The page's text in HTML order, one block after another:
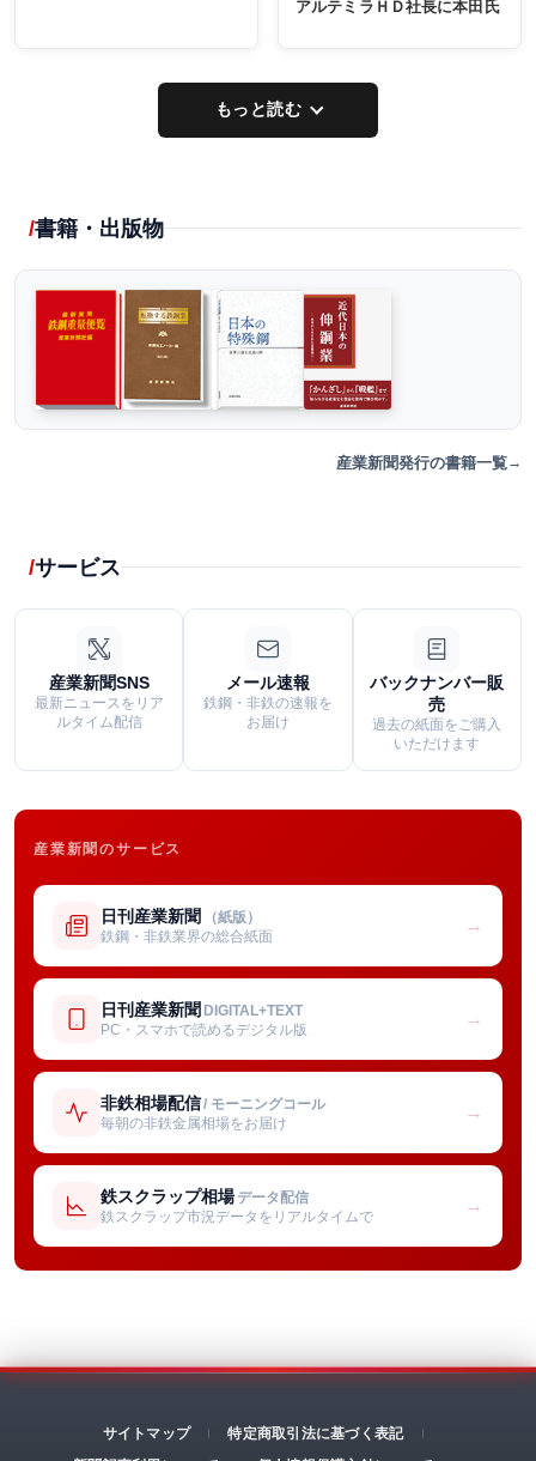
アルテミラＨＤ社長に本田氏
もっと読む
書籍・出版物
産業新聞発行の書籍一覧
サービス
産業新聞SNS
最新ニュースをリア
ルタイム配信
メール速報
鉄鋼・非鉄の速報を
お届け
バックナンバー販
売
過去の紙面をご購入
いただけます
産業新聞のサービス
日刊産業新聞 （紙版）
鉄鋼・非鉄業界の総合紙面
→
日刊産業新聞 DIGITAL+TEXT
PC・スマホで読めるデジタル版
→
非鉄相場配信/ モーニングコール
毎朝の非鉄金属相場をお届け
→
鉄スクラップ相場 データ配信
鉄スクラップ市況データをリアルタイムで
→
サイトマップ
特定商取引法に基づく表記